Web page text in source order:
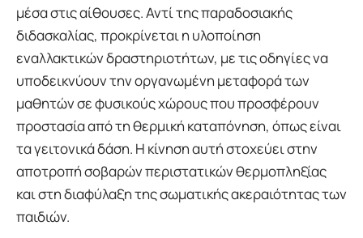
μέσα στις αίθουσες. Αντί της παραδοσιακής
διδασκαλίας, προκρίνεται η υλοποίηση
εναλλακτικών δραστηριοτήτων, με τις οδηγίες να
υποδεικνύουν την οργανωμένη μεταφορά των
μαθητών σε φυσικούς χώρους που προσφέρουν
προστασία από τη θερμική καταπόνηση, όπως είναι
τα γειτονικά δάση. Η κίνηση αυτή στοχεύει στην
αποτροπή σοβαρών περιστατικών θερμοπληξίας
και στη διαφύλαξη της σωματικής ακεραιότητας των
παιδιών.